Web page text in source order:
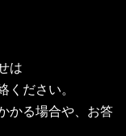
は
ください。
かる場合や、お答